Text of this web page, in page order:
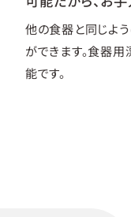
他の食器と同じよ
ができます。食器
能です。